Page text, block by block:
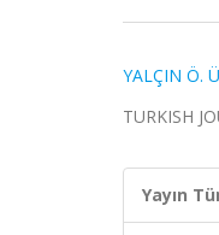
YALÇIN Ö.
TURKISH
Yayın